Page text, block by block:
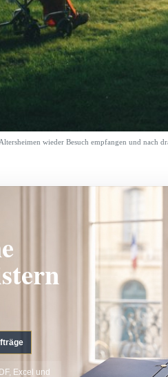
wieder Besuch empfangen und nach
Excel und